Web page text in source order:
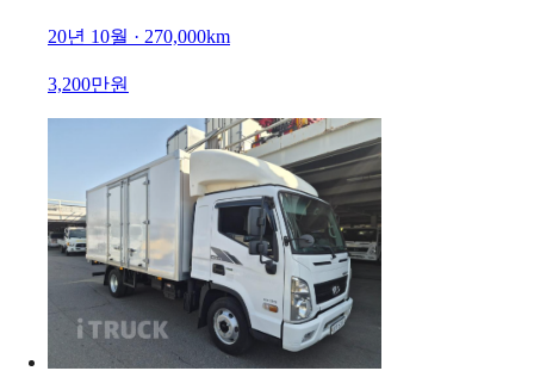
20년 10월 · 270,000km
3,200만원